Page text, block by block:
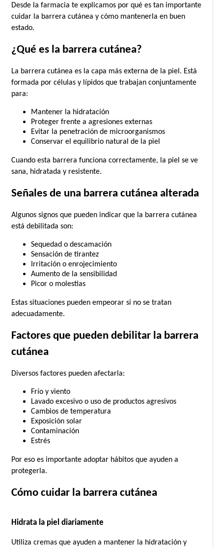
Desde la farmacia te explicamos por qué es tan importante
cuidar la barrera cutánea y cómo mantenerla en buen
estado.
¿Qué es la barrera cutánea?
La barrera cutánea es la capa más externa de la piel. Está
formada por células y lípidos que trabajan conjuntamente
para:
Mantener la hidratación
Proteger frente a agresiones externas
Evitar la penetración de microorganismos
Conservar el equilibrio natural de la piel
Cuando esta barrera funciona correctamente, la piel se ve
sana, hidratada y resistente.
Señales de una barrera cutánea alterada
Algunos signos que pueden indicar que la barrera cutánea
está debilitada son:
Sequedad o descamación
Sensación de tirantez
Irritación o enrojecimiento
Aumento de la sensibilidad
Picor o molestias
Estas situaciones pueden empeorar si no se tratan
adecuadamente.
Factores que pueden debilitar la barrera
cutánea
Diversos factores pueden afectarla:
Frío y viento
Lavado excesivo o uso de productos agresivos
Cambios de temperatura
Exposición solar
Contaminación
Estrés
Por eso es importante adoptar hábitos que ayuden a
protegerla.
Cómo cuidar la barrera cutánea
Hidrata la piel diariamente
Utiliza cremas que ayuden a mantener la hidratación y